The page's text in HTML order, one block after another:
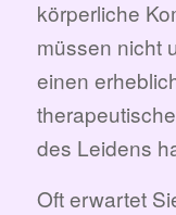
körperliche
müssen nicht
einen
des Leidens
Oft erwartet